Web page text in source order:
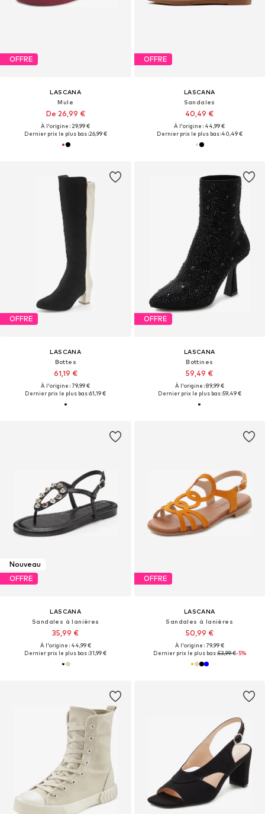
OFFRE
LASCANA
Mule
De 26,99 €
À l'origine : 29,99 €
Dernier prix le plus bas :26,99 €
OFFRE
LASCANA
Sandales
40,49 €
À l'origine : 44,99 €
Dernier prix le plus bas :40,49 €
OFFRE
LASCANA
Bottes
61,19 €
À l'origine : 79,99 €
Dernier prix le plus bas :61,19 €
OFFRE
LASCANA
Bottines
59,49 €
À l'origine : 89,99 €
Dernier prix le plus bas :59,49 €
Nouveau
OFFRE
LASCANA
Sandales à lanières
35,99 €
À l'origine : 44,99 €
Dernier prix le plus bas :31,99 €
OFFRE
LASCANA
Sandales à lanières
50,99 €
À l'origine : 79,99 €
Dernier prix le plus bas :53,99 €-5%